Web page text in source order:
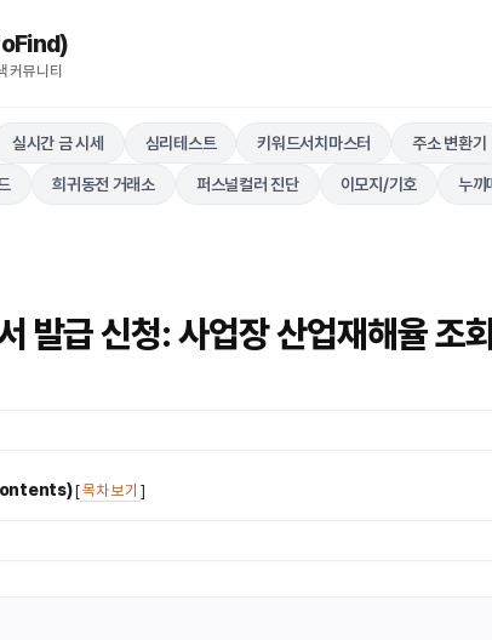
커뮤니티
실시간 금 시세 심리테스트 키워드서치마스터 주소 변환기
희귀동전 거래소 퍼스널컬러 진단 이모지/기호 누끼
발급 신청: 사업장 산업재해율 조
[목차 보기 ]